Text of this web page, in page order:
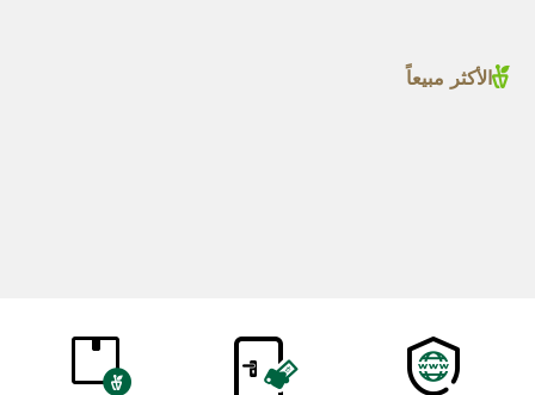
الأكثر مبيعاً